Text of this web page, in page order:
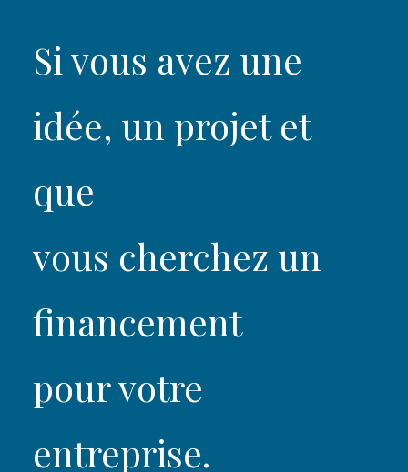
Si vous avez une
idée, un projet et
que
vous cherchez un
financement
pour votre
entreprise.